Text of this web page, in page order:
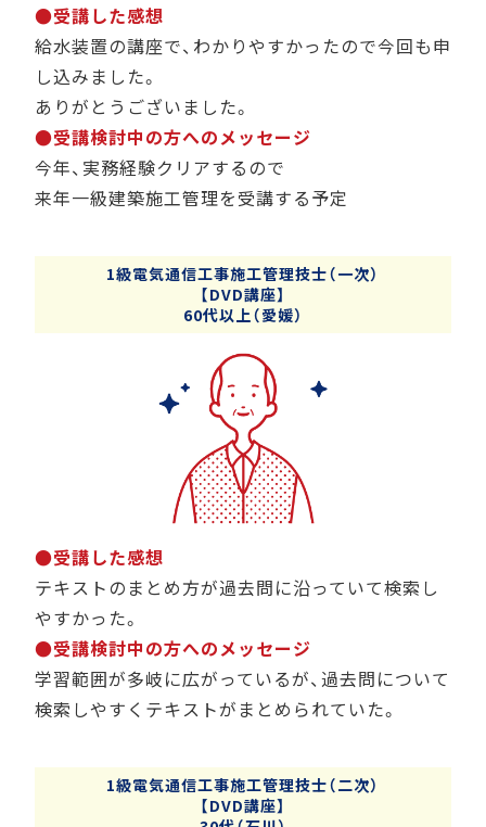
●受講した感想
給水装置の講座で、わかりやすかったので今回も申
し込みました。
ありがとうございました。
●受講検討中の方へのメッセージ
今年、実務経験クリアするので
来年一級建築施工管理を受講する予定
1級電気通信工事施工管理技士（一次）
【DVD講座】
60代以上（愛媛）
●受講した感想
テキストのまとめ方が過去問に沿っていて検索し
やすかった。
●受講検討中の方へのメッセージ
学習範囲が多岐に広がっているが、過去問について
検索しやすくテキストがまとめられていた。
1級電気通信工事施工管理技士（二次）
【DVD講座】